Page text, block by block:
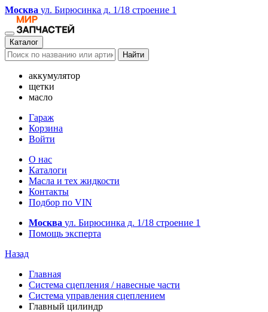
Москва ул. Бирюсинка д. 1/18 строение 1
Каталог
Найти
аккумулятор
щетки
масло
Гараж
Корзина
Войти
О нас
Каталоги
Масла и тех жидкости
Контакты
Подбор по VIN
Москва ул. Бирюсинка д. 1/18 строение 1
Помощь эксперта
Назад
Главная
Система сцепления / навесные части
Система управления сцеплением
Главный цилиндр